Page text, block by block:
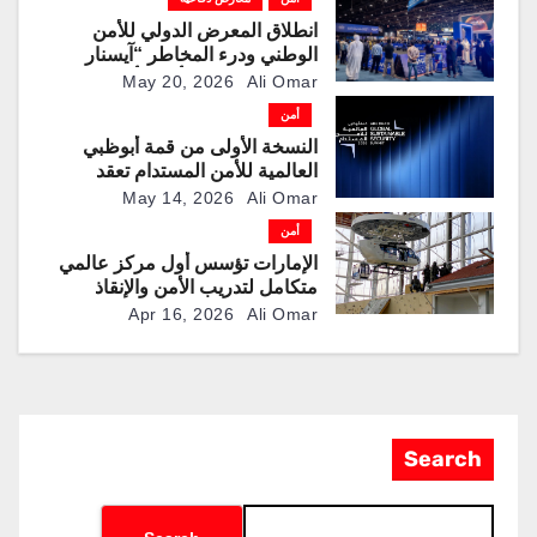
انطلاق المعرض الدولي للأمن
الوطني ودرء المخاطر “آيسنار
2026” في مركز أدنيك أبوظبي
بمشاركة 253 شركة محلية وعالمية
May 20, 2026 Ali Omar
أمن
النسخة الأولى من قمة أبوظبي
العالمية للأمن المستدام تعقد
فعالياتها في الإمارة
May 14, 2026 Ali Omar
أمن
الإمارات تؤسس أول مركز عالمي
متكامل لتدريب الأمن والإنقاذ
والعمليات الخاصةApr 16, 2026 Ali Omar
Search